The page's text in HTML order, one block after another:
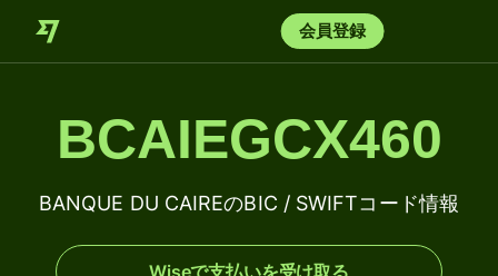
会員登録
BCAIEGCX460
BANQUE DU CAIREのBIC / SWIFTコード情報
Wiseで支払いを受け取る